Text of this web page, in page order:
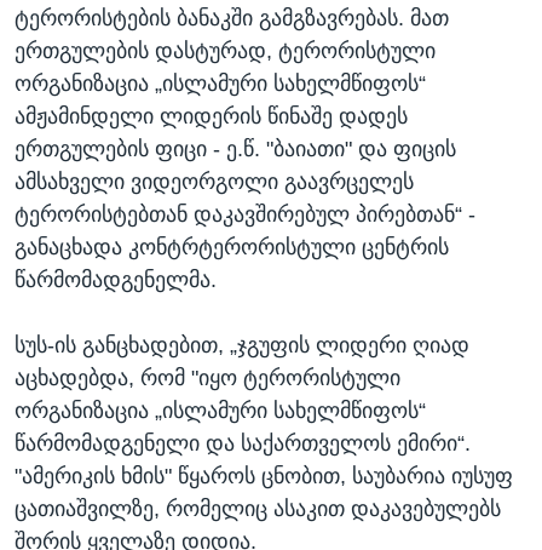
ტერორისტების ბანაკში გამგზავრებას. მათ
ერთგულების დასტურად, ტერორისტული
ორგანიზაცია „ისლამური სახელმწიფოს“
ამჟამინდელი ლიდერის წინაშე დადეს
ერთგულების ფიცი - ე.წ. "ბაიათი" და ფიცის
ამსახველი ვიდეორგოლი გაავრცელეს
ტერორისტებთან დაკავშირებულ პირებთან“ -
განაცხადა კონტრტერორისტული ცენტრის
წარმომადგენელმა.
სუს-ის განცხადებით, „ჯგუფის ლიდერი ღიად
აცხადებდა, რომ "იყო ტერორისტული
ორგანიზაცია „ისლამური სახელმწიფოს“
წარმომადგენელი და საქართველოს ემირი“.
"ამერიკის ხმის" წყაროს ცნობით, საუბარია იუსუფ
ცათიაშვილზე, რომელიც ასაკით დაკავებულებს
შორის ყველაზე დიდია.